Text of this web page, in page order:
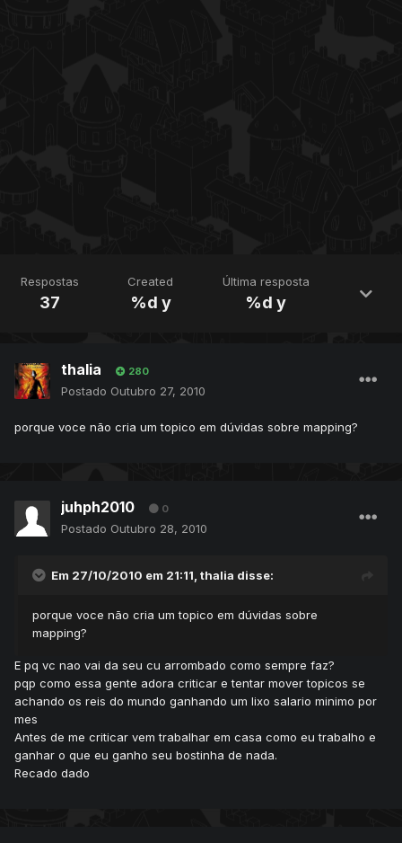
Respostas
37
Created
%d y
Última resposta
%d y
thalia 280
Postado Outubro 27, 2010
porque voce não cria um topico em dúvidas sobre mapping?
juhph2010 0
Postado Outubro 28, 2010
Em 27/10/2010 em 21:11, thalia disse:
porque voce não cria um topico em dúvidas sobre
mapping?
E pq vc nao vai da seu cu arrombado como sempre faz?
pqp como essa gente adora criticar e tentar mover topicos se
achando os reis do mundo ganhando um lixo salario minimo por
mes
Antes de me criticar vem trabalhar em casa como eu trabalho e
ganhar o que eu ganho seu bostinha de nada.
Recado dado